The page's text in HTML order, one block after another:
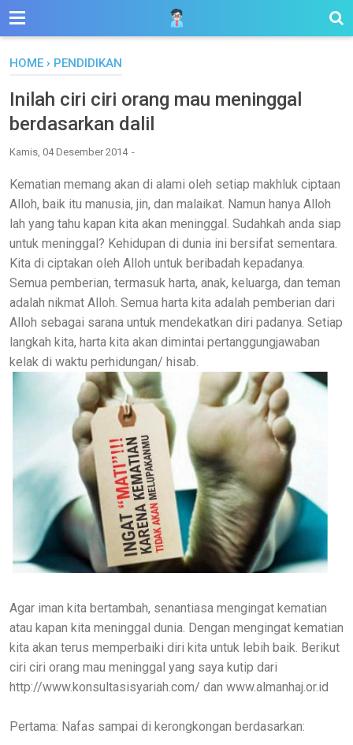
HOME › PENDIDIKAN
Inilah ciri ciri orang mau meninggal
berdasarkan dalil
Kamis, 04 Desember 2014
Kematian memang akan di alami oleh setiap makhluk ciptaan
Alloh, baik itu manusia, jin, dan malaikat. Namun hanya Alloh
lah yang tahu kapan kita akan meninggal. Sudahkah anda siap
untuk meninggal? Kehidupan di dunia ini bersifat sementara.
Kita di ciptakan oleh Alloh untuk beribadah kepadanya.
Semua pemberian, termasuk harta, anak, keluarga, dan teman
adalah nikmat Alloh. Semua harta kita adalah pemberian dari
Alloh sebagai sarana untuk mendekatkan diri padanya. Setiap
langkah kita, harta kita akan dimintai pertanggungjawaban
kelak di waktu perhidungan/ hisab.
Agar iman kita bertambah, senantiasa mengingat kematian
atau kapan kita meninggal dunia. Dengan mengingat kematian
kita akan terus memperbaiki diri kita untuk lebih baik. Berikut
ciri ciri orang mau meninggal yang saya kutip dari
http://www.konsultasisyariah.com/ dan www.almanhaj.or.id
Pertama: Nafas sampai di kerongkongan berdasarkan: